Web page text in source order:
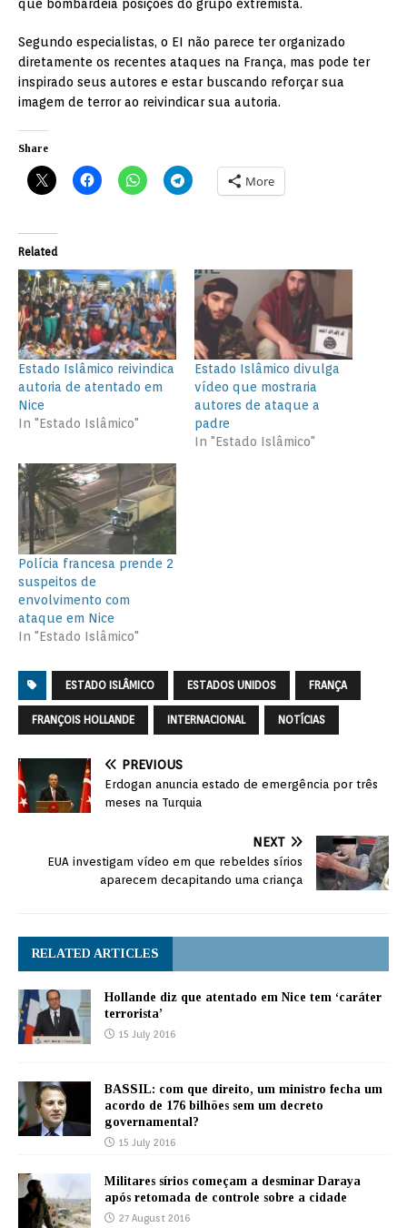
que bombardeia posições do grupo extremista.
Segundo especialistas, o EI não parece ter organizado
diretamente os recentes ataques na França, mas pode ter
inspirado seus autores e estar buscando reforçar sua
imagem de terror ao reivindicar sua autoria.
Share
More
Related
Estado Islâmico reivindica
autoria de atentado em
Nice
In "Estado Islâmico"
Estado Islâmico divulga
vídeo que mostraria
autores de ataque a
padre
In "Estado Islâmico"
Polícia francesa prende 2
suspeitos de
envolvimento com
ataque em Nice
In "Estado Islâmico"
ESTADO ISLÂMICO ESTADOS UNIDOS FRANÇA
FRANÇOIS HOLLANDE INTERNACIONAL NOTÍCIAS
PREVIOUS
Erdogan anuncia estado de emergência por três
meses na Turquia
NEXT
EUA investigam vídeo em que rebeldes sírios
aparecem decapitando uma criança
RELATED ARTICLES
Hollande diz que atentado em Nice tem ‘caráter
terrorista’
15 July 2016
BASSIL: com que direito, um ministro fecha um
acordo de 176 bilhões sem um decreto
governamental?
15 July 2016
Militares sírios começam a desminar Daraya
após retomada de controle sobre a cidade
27 August 2016